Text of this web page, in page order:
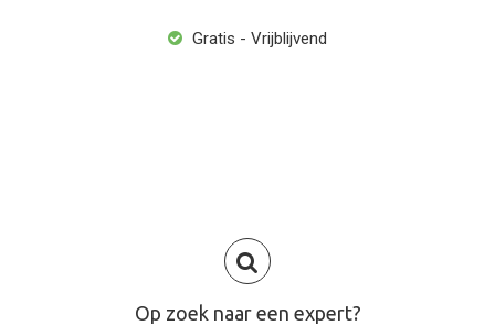
Gratis - Vrijblijvend
Op zoek naar een expert?